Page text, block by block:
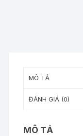
MÔ TẢ
ĐÁNH GIÁ (0)
MÔ TẢ